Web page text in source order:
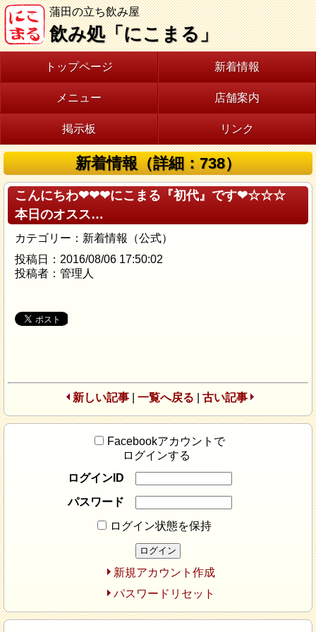
蒲田の立ち飲み屋
飲み処「にこまる」
トップページ 新着情報
メニュー 店舗案内
掲示板 リンク
新着情報（詳細：738）
こんにちわ❤❤❤にこまる『初代』です❤☆☆☆
本日のオスス…
カテゴリー：新着情報（公式）
投稿日：2016/08/06 17:50:02
投稿者：管理人
新しい記事| 一覧へ戻る 古い記事
Facebookアカウントで
ログインする
ログインID
パスワード
ログイン状態を保持
新規アカウント作成
パスワードリセット